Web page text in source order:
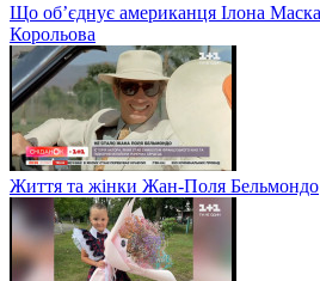
Що об’єднує американця Ілона Маска
Корольова
Життя та жінки Жан-Поля Бельмондо